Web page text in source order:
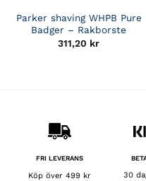
Parker shaving WHPB Pure
Badger – Rakborste
311,20 kr
FRI LEVERANS
Köp över 499 kr 30